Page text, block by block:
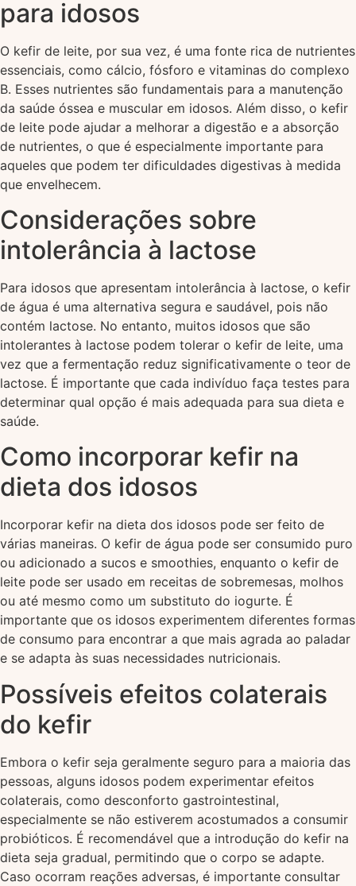
para idosos
O kefir de leite, por sua vez, é uma fonte rica de nutrientes
essenciais, como cálcio, fósforo e vitaminas do complexo
B. Esses nutrientes são fundamentais para a manutenção
da saúde óssea e muscular em idosos. Além disso, o kefir
de leite pode ajudar a melhorar a digestão e a absorção
de nutrientes, o que é especialmente importante para
aqueles que podem ter dificuldades digestivas à medida
que envelhecem.
Considerações sobre
intolerância à lactose
Para idosos que apresentam intolerância à lactose, o kefir
de água é uma alternativa segura e saudável, pois não
contém lactose. No entanto, muitos idosos que são
intolerantes à lactose podem tolerar o kefir de leite, uma
vez que a fermentação reduz significativamente o teor de
lactose. É importante que cada indivíduo faça testes para
determinar qual opção é mais adequada para sua dieta e
saúde.
Como incorporar kefir na
dieta dos idosos
Incorporar kefir na dieta dos idosos pode ser feito de
várias maneiras. O kefir de água pode ser consumido puro
ou adicionado a sucos e smoothies, enquanto o kefir de
leite pode ser usado em receitas de sobremesas, molhos
ou até mesmo como um substituto do iogurte. É
importante que os idosos experimentem diferentes formas
de consumo para encontrar a que mais agrada ao paladar
e se adapta às suas necessidades nutricionais.
Possíveis efeitos colaterais
do kefir
Embora o kefir seja geralmente seguro para a maioria das
pessoas, alguns idosos podem experimentar efeitos
colaterais, como desconforto gastrointestinal,
especialmente se não estiverem acostumados a consumir
probióticos. É recomendável que a introdução do kefir na
dieta seja gradual, permitindo que o corpo se adapte.
Caso ocorram reações adversas, é importante consultar